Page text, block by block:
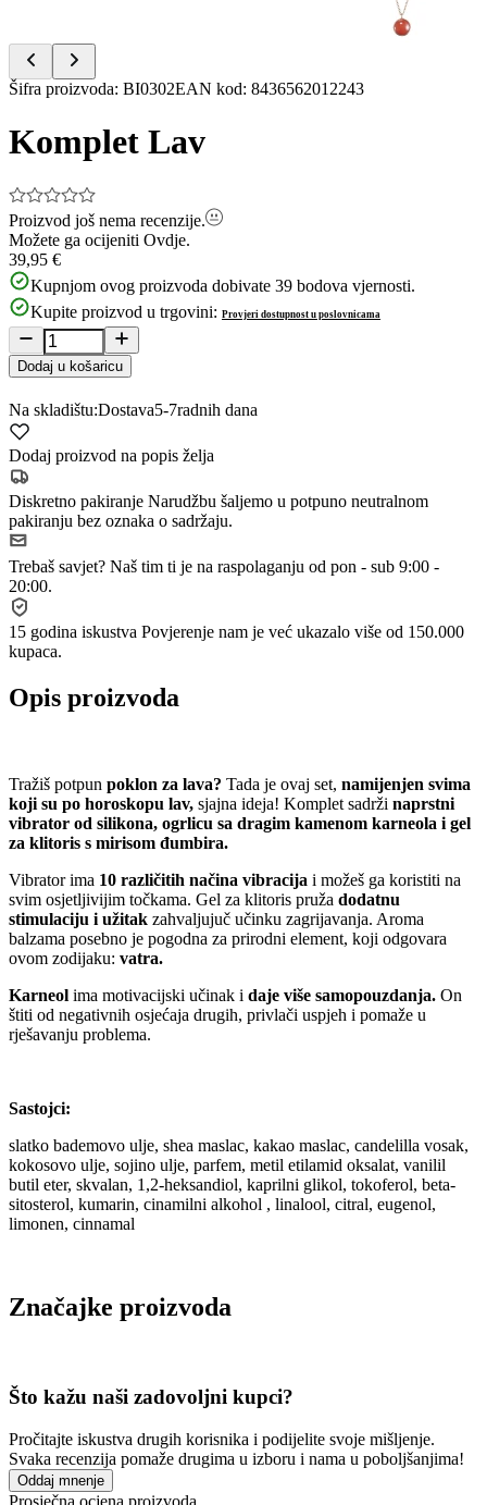
Item
of
Šifra proizvoda: BI0302EAN kod: 8436562012243
Komplet Lav
Proizvod još nema recenzije.
Možete ga ocijeniti Ovdje.
39,95 €
Kupnjom ovog proizvoda dobivate 39 bodova vjernosti.
Kupite proizvod u trgovini: Provjeri dostupnost u poslovnicama
Dodaj u košaricu
Na skladištu:Dostava5-7radnih dana
Dodaj proizvod na popis želja
Diskretno pakiranje Narudžbu šaljemo u potpuno neutralnom
pakiranju bez oznaka o sadržaju.
Trebaš savjet? Naš tim ti je na raspolaganju od pon - sub 9:00 -
20:00.
15 godina iskustva Povjerenje nam je već ukazalo više od 150.000
kupaca.
Opis proizvoda
Tražiš potpun poklon za lava? Tada je ovaj set, namijenjen svima
koji su po horoskopu lav, sjajna ideja! Komplet sadrži naprstni
vibrator od silikona, ogrlicu sa dragim kamenom karneola i gel
za klitoris s mirisom đumbira.
Vibrator ima 10 različitih načina vibracija i možeš ga koristiti na
svim osjetljivijim točkama. Gel za klitoris pruža dodatnu
stimulaciju i užitak zahvaljujuč učinku zagrijavanja. Aroma
balzama posebno je pogodna za prirodni element, koji odgovara
ovom zodijaku: vatra.
Karneol ima motivacijski učinak i daje više samopouzdanja. On
štiti od negativnih osjećaja drugih, privlači uspjeh i pomaže u
rješavanju problema.
Sastojci:
slatko bademovo ulje, shea maslac, kakao maslac, candelilla vosak,
kokosovo ulje, sojino ulje, parfem, metil etilamid oksalat, vanilil
butil eter, skvalan, 1,2-heksandiol, kaprilni glikol, tokoferol, beta-
sitosterol, kumarin, cinamilni alkohol , linalool, citral, eugenol,
limonen, cinnamal
Značajke proizvoda
Što kažu naši zadovoljni kupci?
Pročitajte iskustva drugih korisnika i podijelite svoje mišljenje.
Svaka recenzija pomaže drugima u izboru i nama u poboljšanjima!
Oddaj mnenje
Prosječna ocjena proizvoda